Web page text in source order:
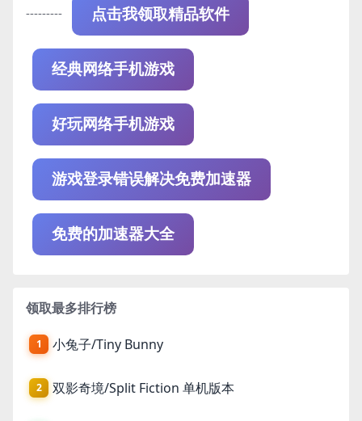
--------- 点击我领取精品软件
经典网络手机游戏
好玩网络手机游戏
游戏登录错误解决免费加速器
免费的加速器大全
领取最多排行榜
1 小兔子/Tiny Bunny
2 双影奇境/Split Fiction 单机版本